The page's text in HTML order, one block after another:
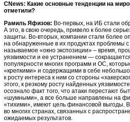
CNews: Какие основные тенденции на
отметили?
Рамиль Яфизов: Во-первых, на ИБ стали
А это, в свою очередь, привело к более
защиты. Во-вторых, компании стали более
на обнаруженные в их продуктах проблемы с
называемое «окно экспозиции» ­– время,
уязвимости и ее устранением —
популярности многих программ и ОС,
«крепкими» и содержащими в себе
к росту интереса к ним со стороны
этого, к резкому росту найденных
осознало факт того, что атаки перестают
«шумными», а все больше направлены на
«тихими», имеют цель финансовой выгоды.
во многих странах, связанных с
ожидаемых результатов.